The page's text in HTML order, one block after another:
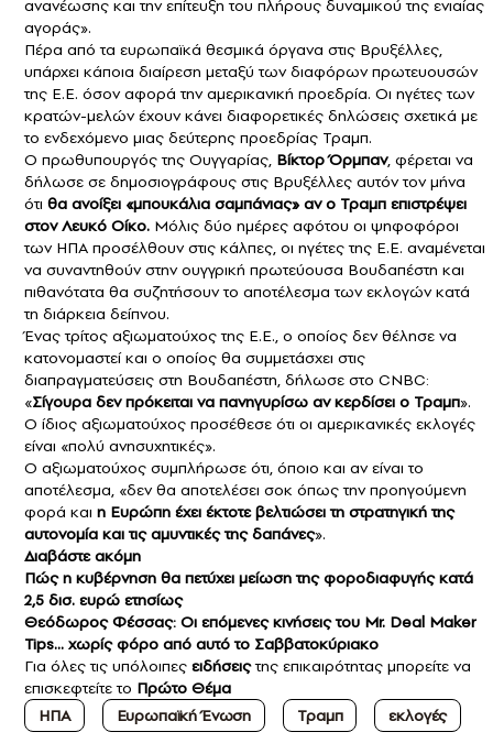
ανανέωσης και την επίτευξη του πλήρους δυναμικού της ενιαίας
αγοράς».
Πέρα από τα ευρωπαϊκά θεσμικά όργανα στις Βρυξέλλες,
υπάρχει κάποια διαίρεση μεταξύ των διαφόρων πρωτευουσών
της Ε.Ε. όσον αφορά την αμερικανική προεδρία. Οι ηγέτες των
κρατών-μελών έχουν κάνει διαφορετικές δηλώσεις σχετικά με
το ενδεχόμενο μιας δεύτερης προεδρίας Τραμπ.
Ο πρωθυπουργός της Ουγγαρίας, Βίκτορ Όρμπαν, φέρεται να
δήλωσε σε δημοσιογράφους στις Βρυξέλλες αυτόν τον μήνα
ότι θα ανοίξει «μπουκάλια σαμπάνιας» αν ο Τραμπ επιστρέψει
στον Λευκό Οίκο. Μόλις δύο ημέρες αφότου οι ψηφοφόροι
των ΗΠΑ προσέλθουν στις κάλπες, οι ηγέτες της Ε.Ε. αναμένεται
να συναντηθούν στην ουγγρική πρωτεύουσα Βουδαπέστη και
πιθανότατα θα συζητήσουν το αποτέλεσμα των εκλογών κατά
τη διάρκεια δείπνου.
Ένας τρίτος αξιωματούχος της Ε.Ε., ο οποίος δεν θέλησε να
κατονομαστεί και ο οποίος θα συμμετάσχει στις
διαπραγματεύσεις στη Βουδαπέστη, δήλωσε στο CNBC:
«Σίγουρα δεν πρόκειται να πανηγυρίσω αν κερδίσει ο Τραμπ».
Ο ίδιος αξιωματούχος προσέθεσε ότι οι αμερικανικές εκλογές
είναι «πολύ ανησυχητικές».
Ο αξιωματούχος συμπλήρωσε ότι, όποιο και αν είναι το
αποτέλεσμα, «δεν θα αποτελέσει σοκ όπως την προηγούμενη
φορά και η Ευρώπη έχει έκτοτε βελτιώσει τη στρατηγική της
αυτονομία και τις αμυντικές της δαπάνες».
Διαβάστε ακόμη
Πώς η κυβέρνηση θα πετύχει μείωση της φοροδιαφυγής κατά
2,5 δισ. ευρώ ετησίως
Θεόδωρος Φέσσας: Οι επόμενες κινήσεις του Mr. Deal Maker
Tips… χωρίς φόρο από αυτό το Σαββατοκύριακο
Για όλες τις υπόλοιπες ειδήσεις της επικαιρότητας μπορείτε να
επισκεφτείτε το Πρώτο Θέμα
ΗΠΑ
Ευρωπαϊκή Ένωση Τραμπ εκλογές